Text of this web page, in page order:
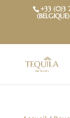
+33 (0)3
(BELGIQUE)